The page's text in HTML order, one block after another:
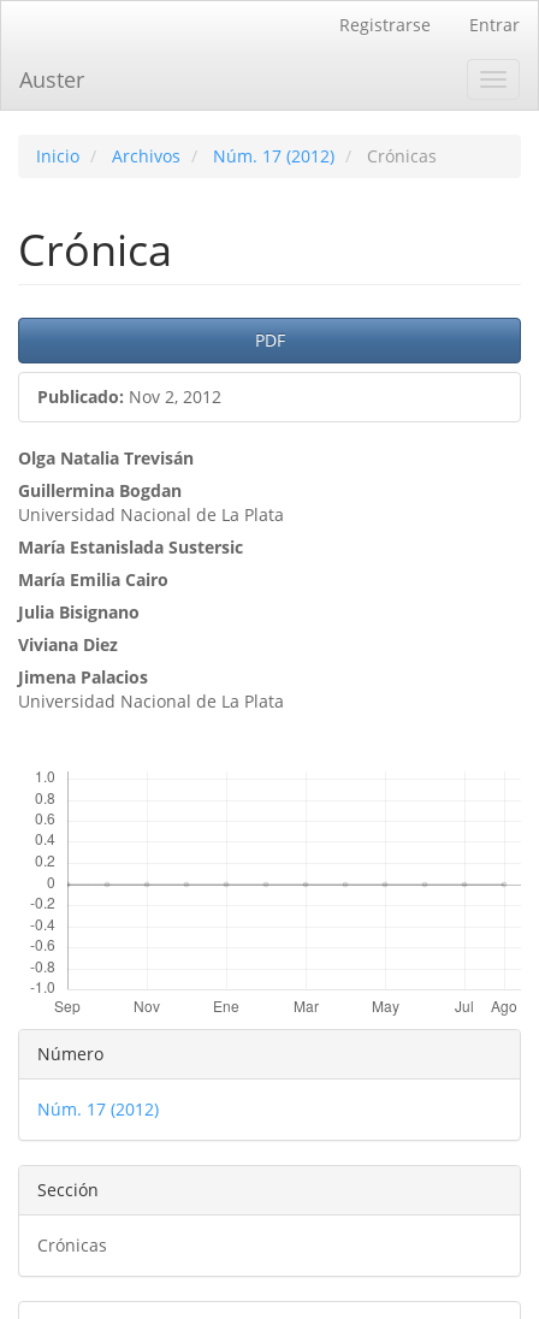
principal
Barra
Registrarse Entrar
Auster
Inicio Archivos Núm. 17 (2012) Crónicas
Crónica
Barra
lateral
del
artículo
PDF
Publicado: Nov 2, 2012
Contenido
principal
del
artículo
Olga Natalia Trevisán
Guillermina Bogdan
Universidad Nacional de La Plata
María Estanislada Sustersic
María Emilia Cairo
Julia Bisignano
Viviana Diez
Jimena Palacios
Universidad Nacional de La Plata
Detalles
del
artículo
Número
Núm. 17 (2012)
Sección
Crónicas